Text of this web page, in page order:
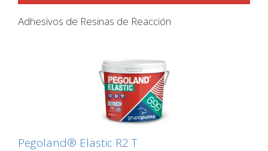
Adhesivos de Resinas de Reacción
Pegoland® Elastic R2 T